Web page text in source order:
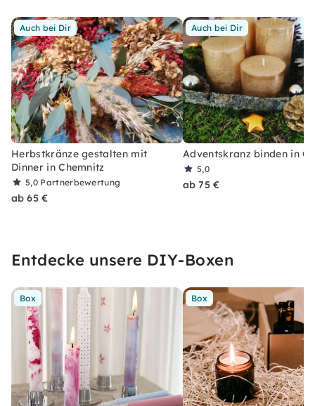
Auch bei Dir
Herbstkränze gestalten mit
Dinner in Chemnitz
5,0 Partnerbewertung
ab 65 €
Auch bei Dir
Adventskranz binden in
5,0
ab 75 €
Entdecke unsere DIY-Boxen
Box Box